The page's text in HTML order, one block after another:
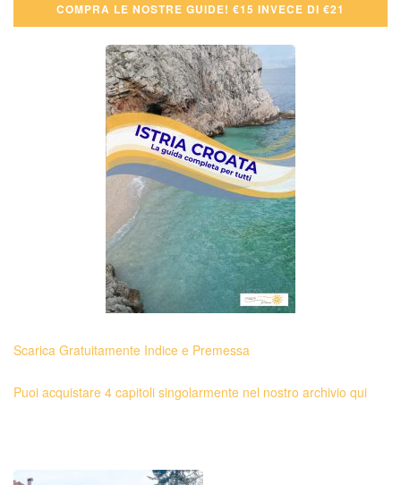
COMPRA LE NOSTRE GUIDE! €15 INVECE DI €21
Scarica Gratuitamente Indice e Premessa
Puoi acquistare 4 capitoli singolarmente nel nostro archivio qui